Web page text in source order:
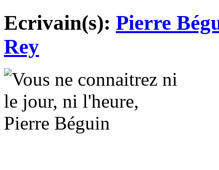
Ecrivain(s): Pierre
Rey